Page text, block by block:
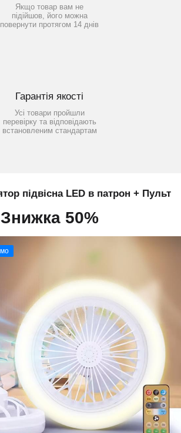
Якщо товар вам не
підійшов, його можна
повернути протягом 14 днів
Гарантія якості
Усі товари пройшли
перевірку та відповідають
встановленим стандартам
підвісна LED в патрон + Пульт
Знижка 50%